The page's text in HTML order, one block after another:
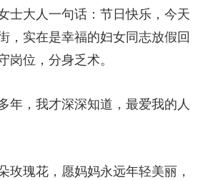
士大人一句话：节日快乐，今天
，实在是幸福的妇女同志放假回
岗位，分身乏术。
年，我才深深知道，最爱我的人
玫瑰花，愿妈妈永远年轻美丽，